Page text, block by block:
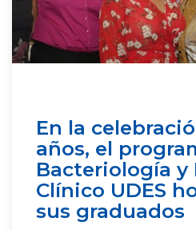
En la
años, el
Bacteriología y
Clínico UDES
sus graduados